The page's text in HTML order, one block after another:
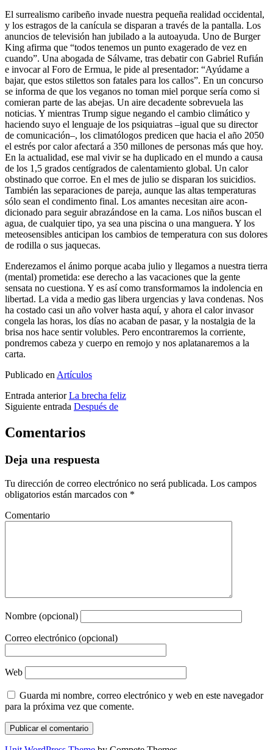
El surrealismo caribeño invade nuestra pequeña realidad occidental,
y los estragos de la canícula se disparan a través de la pantalla. Los
anuncios de televisión han jubilado a la autoayuda. Uno de Burger
King afirma que “todos tenemos un punto exagerado de vez en
cuando”. Una abogada de Sálvame, tras debatir con Gabriel Rufián
e invocar al Foro de Ermua, le pide al presentador: “Ayúdame a
bajar, que estos stilettos son fatales para los callos”. En un concurso
se informa de que los veganos no toman miel porque sería como si
comieran parte de las abejas. Un aire decadente sobrevuela las
noticias. Y mientras Trump sigue negando el cambio climático y
haciendo suyo el lenguaje de los psiquiatras –igual que su director
de comunicación–, los climatólogos predicen que hacia el año 2050
el ­estrés por calor afectará a 350 millones de personas más que hoy.
En la actualidad, ese mal vivir se ha du­plicado en el mundo a causa
de los 1,5 grados centígrados de calentamiento global. Un calor
obstinado que corroe. En el mes de julio se disparan los suicidios.
También las separaciones de pareja, aunque las altas temperaturas
sólo sean el condimento final. Los amantes necesitan aire acon­
dicionado para seguir abrazándose en la cama. Los niños buscan el
agua, de cualquier tipo, ya sea una piscina o una manguera. Y los
meteosensibles anticipan los cambios de tempera­tura con sus dolores
de rodilla o sus jaquecas.
Enderezamos el ánimo porque acaba julio y llegamos a nuestra tierra
(mental) prometida: ese derecho a las vacaciones que la gente
sensata no cuestiona. Y es así como transformamos la indolencia en
libertad. La vida a medio gas libera urgencias y lava condenas. Nos
ha costado casi un año volver hasta aquí, y ahora el calor invasor
congela las horas, los días no acaban de pasar, y la nostalgia de la
brisa nos hace sentir volubles. Pero encontraremos la corriente,
pondremos cabeza y cuerpo en remojo y nos aplatanaremos a la
carta.
Publicado enArtículos
Entrada anterior La brecha feliz
Siguiente entrada Después de
Comentarios
Deja una respuesta
Tu dirección de correo electrónico no será publicada. Los campos
obligatorios están marcados con *
Comentario
Nombre (opcional)
Correo electrónico (opcional)
Web
Guarda mi nombre, correo electrónico y web en este navegador
para la próxima vez que comente.